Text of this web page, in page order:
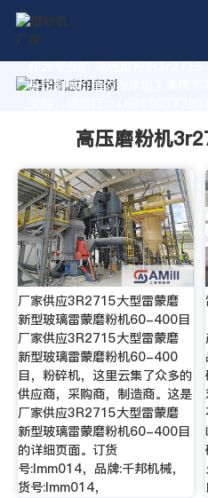
作为专业的 高压磨粉机3r2715
身定制高价值的粉体加工系统方
高压磨粉机
厂家供应3R2715大型雷蒙磨
新型玻璃雷蒙磨粉机60-400目
厂家供应3R2715大型雷蒙磨
新型玻璃雷蒙磨粉机60-400
目，粉碎机，这里云集了众多的
供应商，采购商，制造商。这是
厂家供应3R2715大型雷蒙磨
新型玻璃雷蒙磨粉机60-400目
的详细页面。订货
号:lmm014，品牌:千邦机械，
货号:lmm014，